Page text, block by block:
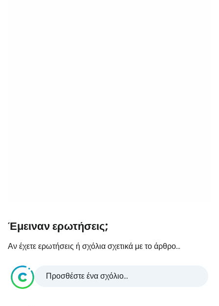
Έμειναν ερωτήσεις;
Αν έχετε ερωτήσεις ή σχόλια σχετικά με το άρθρο...
Προσθέστε ένα σχόλιο...